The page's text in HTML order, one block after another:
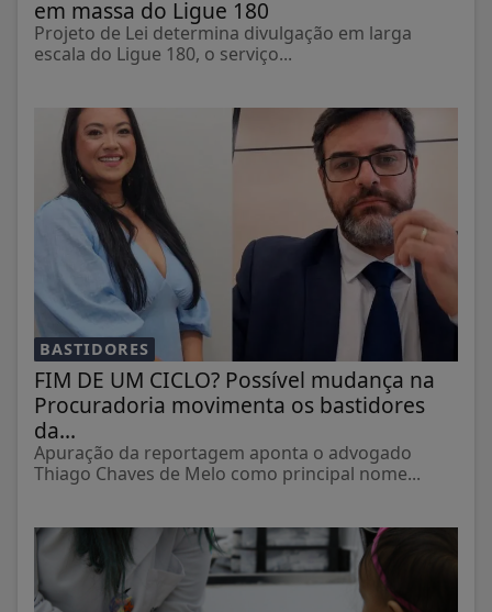
em massa do Ligue 180
Projeto de Lei determina divulgação em larga
escala do Ligue 180, o serviço...
BASTIDORES
FIM DE UM CICLO? Possível mudança na
Procuradoria movimenta os bastidores
da...
Apuração da reportagem aponta o advogado
Thiago Chaves de Melo como principal nome...